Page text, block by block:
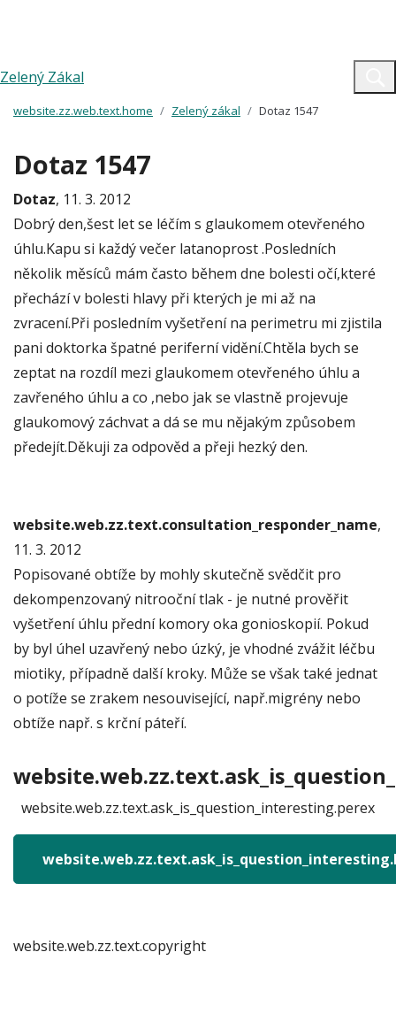
Zelený Zákal
website.zz.web.text.home Zelený zákal Dotaz 1547
Dotaz 1547
Dotaz, 11. 3. 2012
Dobrý den,šest let se léčím s glaukomem otevřeného
úhlu.Kapu si každý večer latanoprost .Posledních
několik měsíců mám často během dne bolesti očí,které
přechází v bolesti hlavy při kterých je mi až na
zvracení.Při posledním vyšetření na perimetru mi zjistila
pani doktorka špatné periferní vidění.Chtěla bych se
zeptat na rozdíl mezi glaukomem otevřeného úhlu a
zavřeného úhlu a co ,nebo jak se vlastně projevuje
glaukomový záchvat a dá se mu nějakým způsobem
předejít.Děkuji za odpověd a přeji hezký den.
website.web.zz.text.consultation_responder_name,
11. 3. 2012
Popisované obtíže by mohly skutečně svědčit pro
dekompenzovaný nitrooční tlak - je nutné prověřit
vyšetření úhlu přední komory oka gonioskopií. Pokud
by byl úhel uzavřený nebo úzký, je vhodné zvážit léčbu
miotiky, případně další kroky. Může se však také jednat
o potíže se zrakem nesouvisející, např.migrény nebo
obtíže např. s krční páteří.
website.web.zz.text.ask_is_question_interesting.perex
website.web.zz.text.copyright